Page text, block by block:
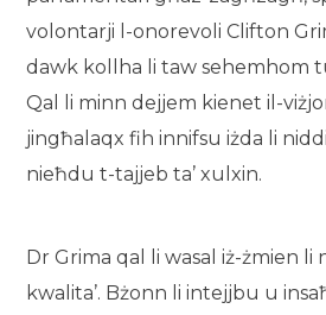
volontarji l-onorevoli Clifton
dawk kollha li taw sehemhom
Qal li minn dejjem kienet il-
jingħalaqx fih innifsu iżda li
nieħdu t-tajjeb ta’ xulxin.
Dr Grima qal li wasal iż-żmien
kwalita’. Bżonn li intejjbu u